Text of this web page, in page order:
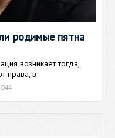
родимые пятна
возникает тогда,
права, в
044